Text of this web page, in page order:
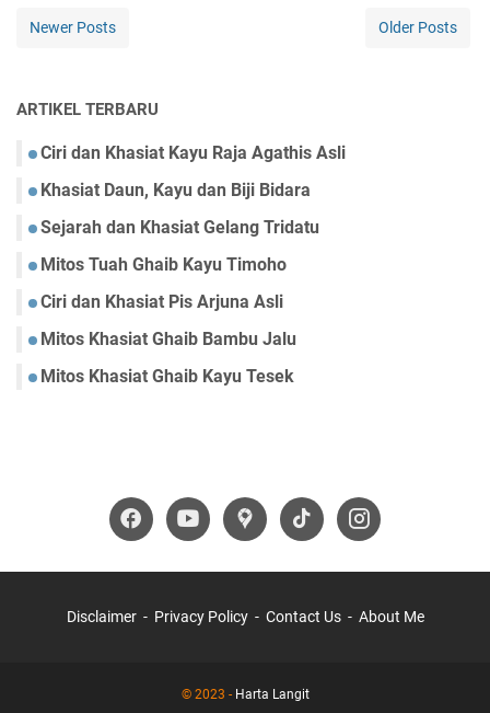
Newer Posts Older Posts
ARTIKEL TERBARU
Ciri dan Khasiat Kayu Raja Agathis Asli
Khasiat Daun, Kayu dan Biji Bidara
Sejarah dan Khasiat Gelang Tridatu
Mitos Tuah Ghaib Kayu Timoho
Ciri dan Khasiat Pis Arjuna Asli
Mitos Khasiat Ghaib Bambu Jalu
Mitos Khasiat Ghaib Kayu Tesek
Disclaimer Privacy Policy Contact Us About Me
© 2023 - Harta Langit